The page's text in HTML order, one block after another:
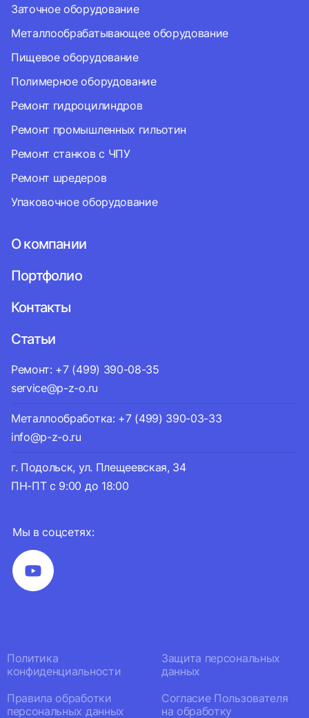
Мы в соцсетях:
Заточное оборудование
Металлообрабатывающее оборудование
Пищевое оборудование
Полимерное оборудование
Ремонт гидроцилиндров
Ремонт промышленных гильотин
Ремонт станков с ЧПУ
Ремонт шредеров
Упаковочное оборудование
О компании
Портфолио
Контакты
Статьи
Ремонт: +7 (499) 390-08-35
service@p-z-o.ru
Металлообработка: +7 (499) 390-03-33
info@p-z-o.ru
г. Подольск, ул. Плещеевская, 34
ПН-ПТ с 9:00 до 18:00
Политика
конфиденциальности
Защита персональных
данных
Правила обработки
персональных данных
Согласие Пользователя
на обработку